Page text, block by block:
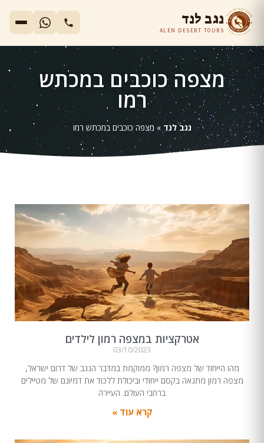
נגב לנד
ALEN DESERT TOURS
מצפה כוכבים במכתש
רמו
נגב לנד » מצפה כוכבים במכתש רמו
אטרקציות במצפה רמון לילדים
03/10/2023
מהו הייחוד של מצפה רמון? ממוקמת במדבר הנגב של דרום ישראל,
מצפה רמון מתגאה בקסם ייחודי וביכולת ללכוד את דמיונם של מטיילים
ברחבי העולם. העיירה
קרא עוד »